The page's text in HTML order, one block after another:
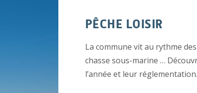
PÊCHE LOISIR
La commune vit au rythme
chasse sous-marine …
l’année et leur réglementation.